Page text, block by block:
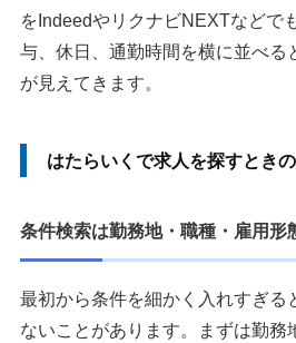
をIndeedやリクナビNEXTなどで
与、休日、通勤時間を横に並べる
が見えてきます。
はたらいくで求人を探すとき
条件検索は勤務地・職種・雇用形
最初から条件を細かく入れすぎる
ないことがあります。まずは勤務